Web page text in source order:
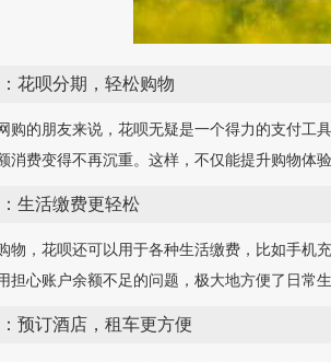
花呗分期，轻松购物
购的朋友来说，花呗无疑是一个得力的支付工
消费变得不再沉重。这样，不仅能提升购物体
生活缴费更轻松
物，花呗还可以用于各种生活缴费，比如手机
担心账户余额不足的问题，极大地方便了日常生
预订酒店，租车更方便